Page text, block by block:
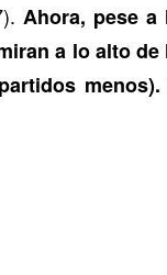
Ahora, pese
a lo alto
menos).